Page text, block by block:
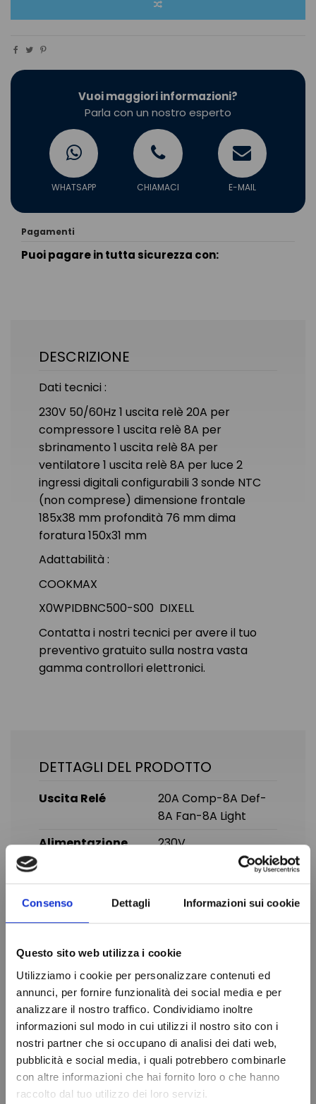
Consenso Dettagli Informazioni sui cookie
Questo sito web utilizza i cookie
Utilizziamo i cookie per personalizzare contenuti ed
annunci, per fornire funzionalità dei social media e per
analizzare il nostro traffico. Condividiamo inoltre
informazioni sul modo in cui utilizzi il nostro sito con i
nostri partner che si occupano di analisi dei dati web,
pubblicità e social media, i quali potrebbero combinarle
con altre informazioni che hai fornito loro o che hanno
raccolto dal tuo utilizzo dei loro servizi.
Vuoi maggiori informazioni?
Parla con un nostro esperto
WHATSAPP CHIAMACI E-MAIL
Pagamenti
Puoi pagare in tutta sicurezza con:
DESCRIZIONE
Dati tecnici :
230V 50/60Hz 1 uscita relè 20A per
compressore 1 uscita relè 8A per
sbrinamento 1 uscita relè 8A per
ventilatore 1 uscita relè 8A per luce 2
ingressi digitali configurabili 3 sonde NTC
(non comprese) dimensione frontale
185x38 mm profondità 76 mm dima
foratura 150x31 mm
Adattabilità :
COOKMAX
X0WPIDBNC500-S00 DIXELL
Contatta i nostri tecnici per avere il tuo
preventivo gratuito sulla nostra vasta
gamma controllori elettronici.
DETTAGLI DEL PRODOTTO
Uscita Relé
20A Comp-8A Def-
8A Fan-8A Light
Alimentazione
230V
Dima di Foratura
150x31 mm
Dimensione
185x38x76 mm
Marca DIXELL
99 Articoli
Condizione Nuovo
Do not show again.